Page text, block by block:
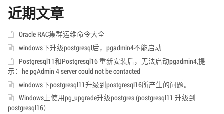
近期文章
Oracle RAC集群运维命令大全
windows下升级postgresql后，pgadmin4不能启动
Postgresql11和Postgresql16 重新安装后，无法启动pgadmin4,提
示：he pgAdmin 4 server could not be contacted
windows下postgresql11升级到postgresql16所产生的问题。
Windows上使用pg_upgrade升级postgres (postgresql11 升级到
postgresql16）